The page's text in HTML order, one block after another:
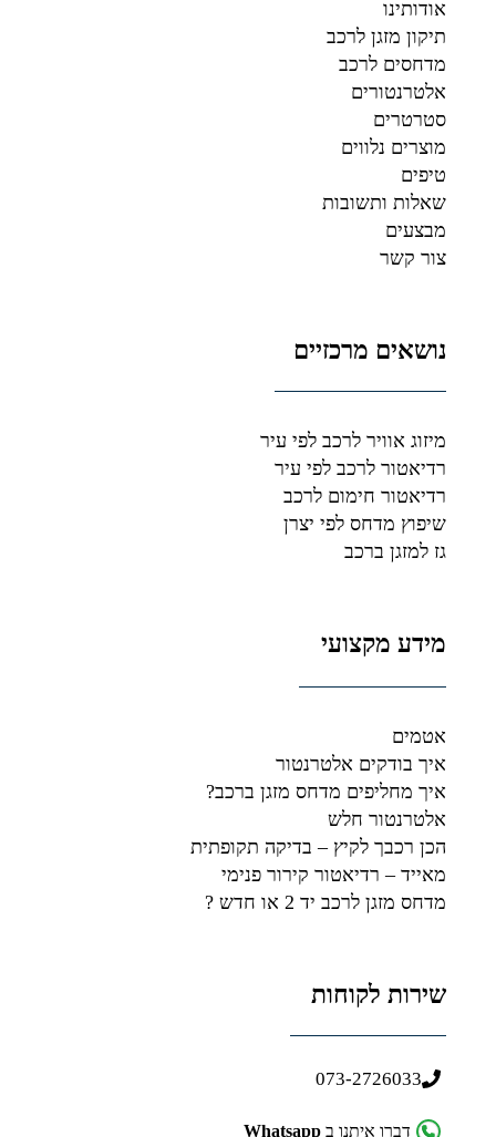
אודותינו
תיקון מזגן לרכב
מדחסים לרכב
אלטרנטורים
סטרטרים
מוצרים נלווים
טיפים
שאלות ותשובות
מבצעים
צור קשר
נושאים מרכזיים
מיזוג אוויר לרכב לפי עיר
רדיאטור לרכב לפי עיר
רדיאטור חימום לרכב
שיפוץ מדחס לפי יצרן
גז למזגן ברכב
מידע מקצועי
אטמים
איך בודקים אלטרנטור
איך מחליפים מדחס מזגן ברכב?
אלטרנטור חלש
הכן רכבך לקיץ – בדיקה תקופתית
מאייד – רדיאטור קירור פנימי
מדחס מזגן לרכב יד 2 או חדש ?
שירות לקוחות
073-2726033
דברו איתנו בWhatsapp